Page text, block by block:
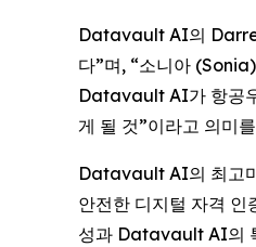
Datavault AI의
다”며, “소니아
Datavault AI가 항공
게 될 것”이라고 의미
Datavault AI의 최고
안전한 디지털 자격 인
성과 Datavault AI의